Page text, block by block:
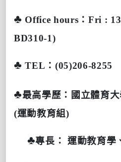
♣ Office hours ：Fri :
BD310-1)
♣ TEL ：(05)206-8255
♣最高學歷：國立體育
(運動教育組)
♣專長： 運動教育學